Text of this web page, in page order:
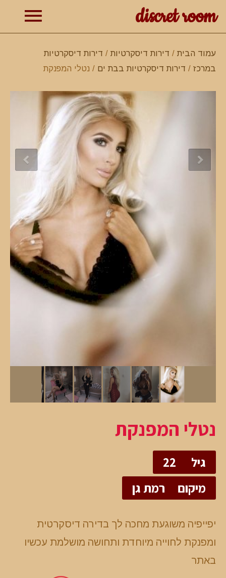
discret room
עמוד הבית / דירות דיסקרטיות / דירות דיסקרטיות
במרכז / דירות דיסקרטיות בבת ים / נטלי המפנקת
נטלי המפנקת
גיל
22
מיקום
רמת גן
יפייפיה משוגעת מחכה לך בדירה דיסקרטית
ומפנקת לחוייה מיוחדת ותחושה מושלמת עכשיו
באתר